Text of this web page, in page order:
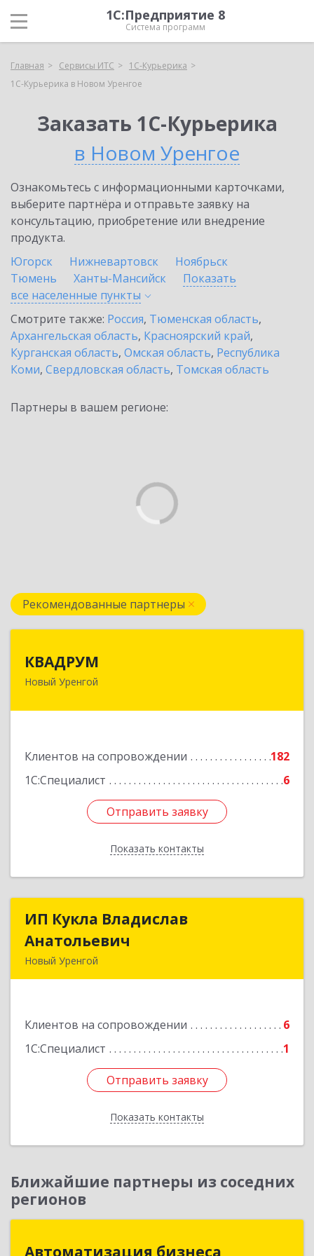
1С:Предприятие 8
Система программ
Главная Сервисы ИТС
1С-Курьерика
1С-Курьерика в Новом Уренгое
Заказать 1С-Курьерика
в Новом Уренгое
Ознакомьтесь с информационными карточками,
выберите партнёра и отправьте заявку на
консультацию, приобретение или внедрение
продукта.
Югорск
Нижневартовск
Ноябрьск
Тюмень
Ханты-Мансийск
Показать
все населенные пункты
Смотрите также: Россия, Тюменская область,
Архангельская область, Красноярский край,
Курганская область, Омская область, Республика
Коми, Свердловская область, Томская область
Партнеры в вашем регионе:
Рекомендованные партнеры
КВАДРУМ
Новый Уренгой
Клиентов на сопровождении
182
1С:Специалист
6
Отправить заявку
Показать контакты
629309, Ямало-Ненецкий АО, Новый Уренгой г,
Отправить заявку
Назад
ИП Кукла Владислав
Анатольевич
Новый Уренгой
Клиентов на сопровождении
6
1С:Специалист
1
Отправить заявку
Показать контакты
ИП Кукла Владислав
Подробнее
Отправить заявку
Назад
Ближайшие партнеры из соседних
регионов
Автоматизация бизнеса
Автоматизация бизнеса